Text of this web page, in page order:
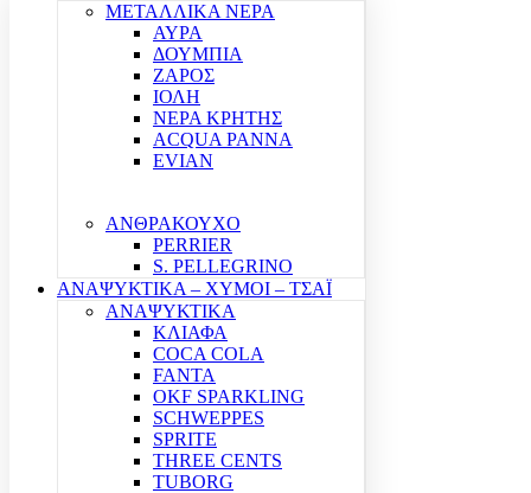
ΜΕΤΑΛΛΙΚΑ ΝΕΡΑ
ΑΥΡΑ
ΔΟΥΜΠΙΑ
ΖΑΡΟΣ
ΙΟΛΗ
ΝΕΡΑ ΚΡΗΤΗΣ
ACQUA PANNA
EVIAN
ΑΝΘΡΑΚΟΥΧΟ
PERRIER
S. PELLEGRINO
ΑΝΑΨΥΚΤΙΚΑ – ΧΥΜΟΙ – ΤΣΑΪ
ΑΝΑΨΥΚΤΙΚΑ
ΚΛΙΑΦΑ
COCA COLA
FANTA
OKF SPARKLING
SCHWEPPES
SPRITE
THREE CENTS
TUBORG